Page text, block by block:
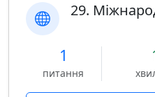
29.
1
питання